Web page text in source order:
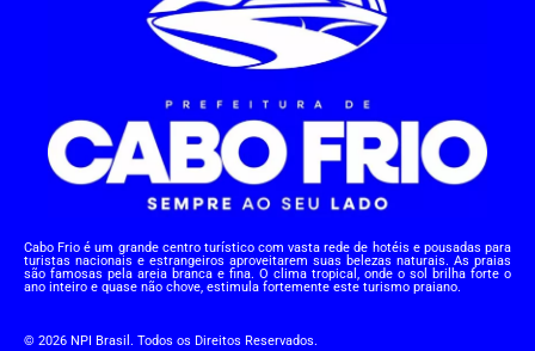
Cabo Frio é um grande centro turístico com vasta rede de hotéis e pousadas para
turistas nacionais e estrangeiros aproveitarem suas belezas naturais. As praias
são famosas pela areia branca e fina. O clima tropical, onde o sol brilha forte o
ano inteiro e quase não chove, estimula fortemente este turismo praiano.
© 2026 NPI Brasil. Todos os Direitos Reservados.